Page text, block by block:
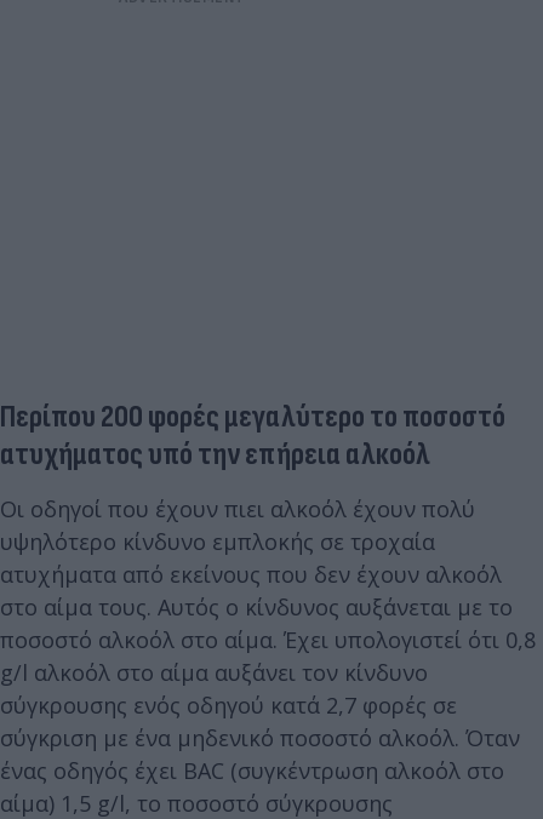
Περίπου 200 φορές μεγαλύτερο το ποσοστό
ατυχήματος υπό την επήρεια αλκοόλ
Οι οδηγοί που έχουν πιει αλκοόλ έχουν πολύ
υψηλότερο κίνδυνο εμπλοκής σε τροχαία
ατυχήματα από εκείνους που δεν έχουν αλκοόλ
στο αίμα τους. Αυτός ο κίνδυνος αυξάνεται με το
ποσοστό αλκοόλ στο αίμα. Έχει υπολογιστεί ότι 0,8
g/l αλκοόλ στο αίμα αυξάνει τον κίνδυνο
σύγκρουσης ενός οδηγού κατά 2,7 φορές σε
σύγκριση με ένα μηδενικό ποσοστό αλκοόλ. Όταν
ένας οδηγός έχει BAC (συγκέντρωση αλκοόλ στο
αίμα) 1,5 g/l, το ποσοστό σύγκρουσης